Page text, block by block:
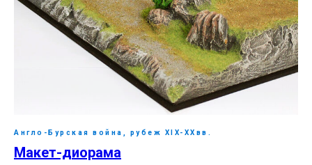
Англо-Бурская война, рубеж ХIX-XXвв.
Макет-диорама